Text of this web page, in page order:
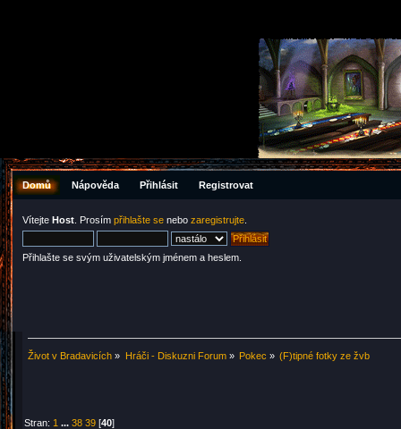
Domů Nápověda Přihlásit Registrovat
Vítejte Host . Prosím přihlašte se nebo zaregistrujte
Přihlašte se svým uživatelským jménem a heslem.
Život v Bradavicích » Hráči - Diskuzni Forum» Pokec » (F)tipné fotky ze žvb
Stran: 1 ...38 39 [40]